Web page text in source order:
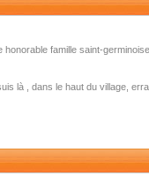
famille saint-
là , dans le haut du village,